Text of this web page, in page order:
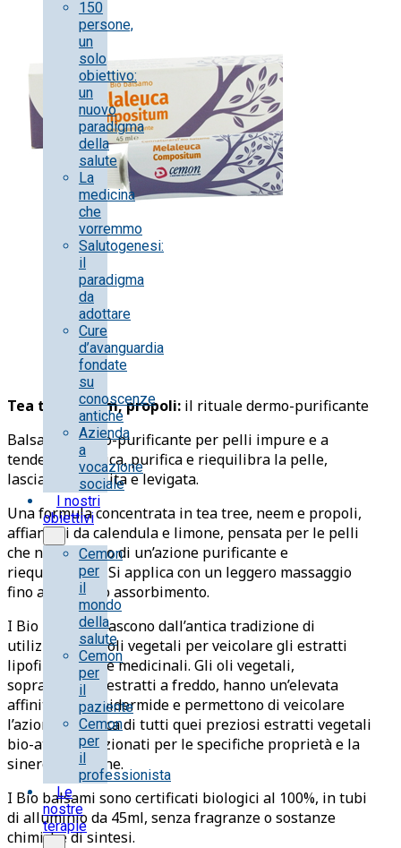
150
persone,
un
solo
obiettivo:
un
nuovo
paradigma
della
salute
La
medicina
che
vorremmo
Salutogenesi:
il
paradigma
da
adottare
Cure
d’avanguardia
fondate
su
conoscenze
antiche
Azienda
a
vocazione
sociale
I nostri
obiettivi
Cemon
per
il
mondo
della
salute
Cemon
per
il
paziente
Cemon
per
il
professionista
Le
nostre
terapie
Tea tree, neem, propoli: il rituale dermo-purificante
Balsamo dermo-purificante per pelli impure e a
tendenza acneica, purifica e riequilibra la pelle,
lasciandola pulita e levigata.
Una formula concentrata in tea tree, neem e propoli,
affiancati da calendula e limone, pensata per le pelli
che necessitano di un’azione purificante e
riequilibrante. Si applica con un leggero massaggio
fino a completo assorbimento.
I Bio balsami nascono dall’antica tradizione di
utilizzare puri oli vegetali per veicolare gli estratti
lipofili di piante medicinali. Gli oli vegetali,
soprattutto se estratti a freddo, hanno un’elevata
affinità per l’epidermide e permettono di veicolare
l’azione specifica di tutti quei preziosi estratti vegetali
bio-attivi, selezionati per le specifiche proprietà e la
sinergia d’azione.
I Bio balsami sono certificati biologici al 100%, in tubi
di alluminio da 45ml, senza fragranze o sostanze
chimiche di sintesi.